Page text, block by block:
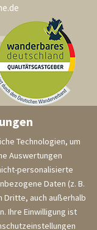
Technologien, um
Auswertungen
personalisierte
Daten (z. B.
Dritte, auch außerhalb
Ihre Einwilligung ist
an.